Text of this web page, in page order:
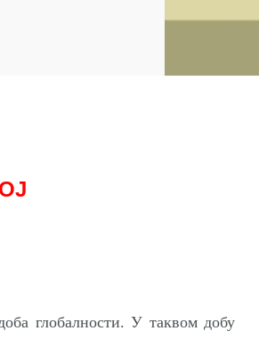
глобалности. У таквом добу